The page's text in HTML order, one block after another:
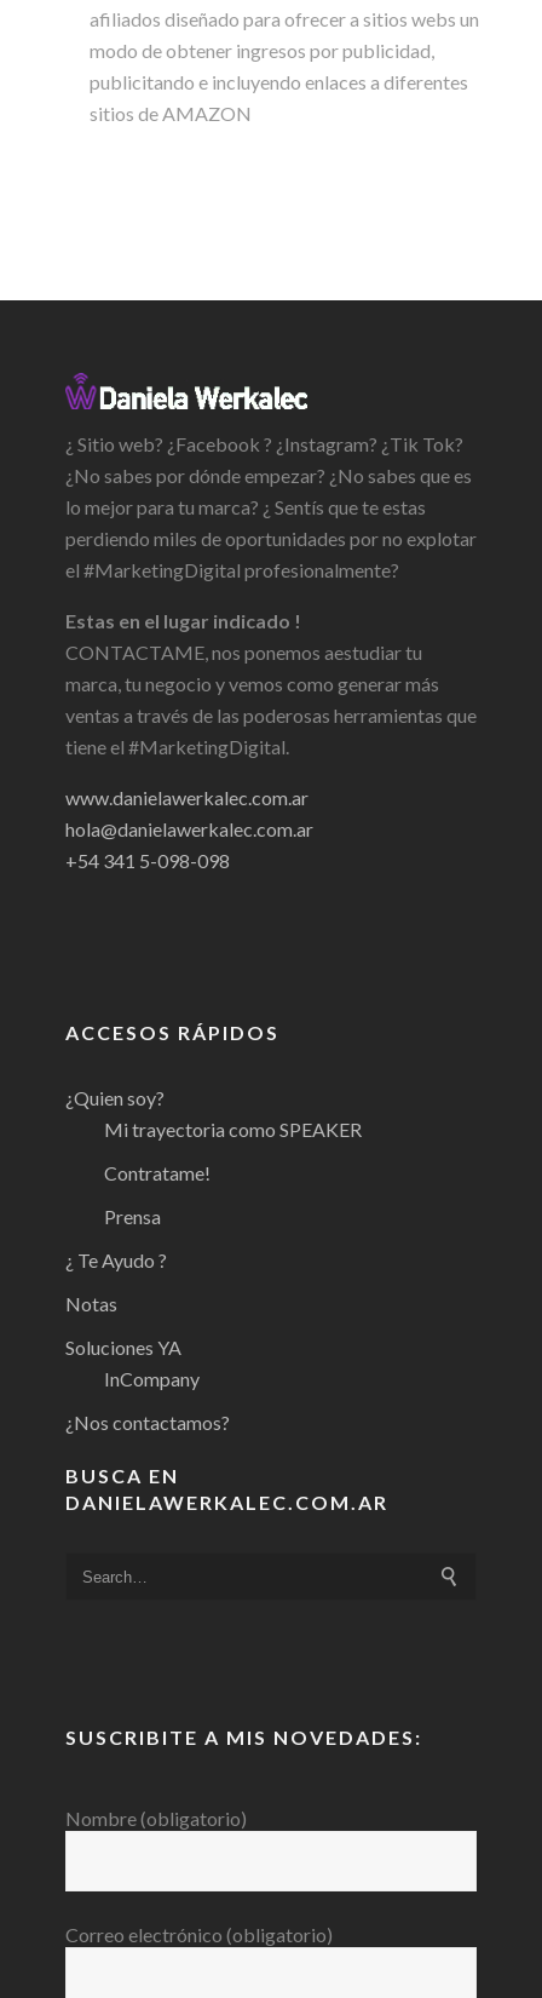
afiliados diseñado para ofrecer a sitios webs un
modo de obtener ingresos por publicidad,
publicitando e incluyendo enlaces a diferentes
sitios de AMAZON
¿ Sitio web? ¿Facebook ? ¿Instagram? ¿Tik Tok?
¿No sabes por dónde empezar? ¿No sabes que es
lo mejor para tu marca? ¿ Sentís que te estas
perdiendo miles de oportunidades por no explotar
el #MarketingDigital profesionalmente?
Estas en el lugar indicado !
CONTACTAME, nos ponemos aestudiar tu
marca, tu negocio y vemos como generar más
ventas a través de las poderosas herramientas que
tiene el #MarketingDigital.
www.danielawerkalec.com.ar
hola@danielawerkalec.com.ar
+54 341 5-098-098
ACCESOS RÁPIDOS
¿Quien soy?
Mi trayectoria como SPEAKER
Contratame!
Prensa
¿ Te Ayudo ?
Notas
Soluciones YA
InCompany
¿Nos contactamos?
BUSCA EN
DANIELAWERKALEC.COM.AR
SUSCRIBITE A MIS NOVEDADES:
Nombre (obligatorio)
Correo electrónico (obligatorio)